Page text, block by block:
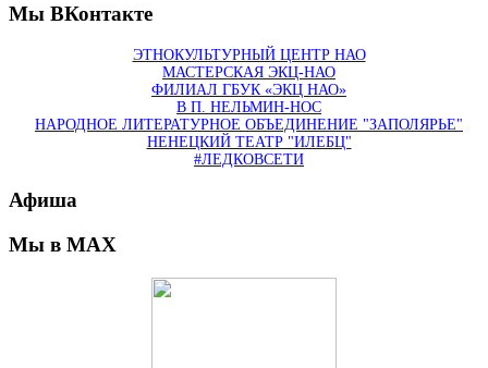
Мы ВКонтакте
ЭТНОКУЛЬТУРНЫЙ ЦЕНТР НАО
МАСТЕРСКАЯ ЭКЦ-НАО
ФИЛИАЛ ГБУК «ЭКЦ НАО»
В П. НЕЛЬМИН-НОС
НАРОДНОЕ ЛИТЕРАТУРНОЕ ОБЪЕДИНЕНИЕ "ЗАПОЛЯРЬЕ"
НЕНЕЦКИЙ ТЕАТР "ИЛЕБЦ"
#ЛЕДКОВСЕТИ
Афиша
Мы в MAX